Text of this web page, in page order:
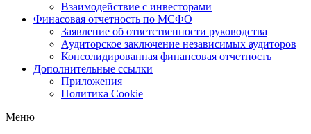
Взаимодействие с инвеcторами
Финасовая отчетность по МСФО
Заявление об ответственности руководства
Аудиторское заключение независимых аудиторов
Консолидированная финансовая отчетность
Дополнительные ссылки
Приложения
Политика Cookie
Меню